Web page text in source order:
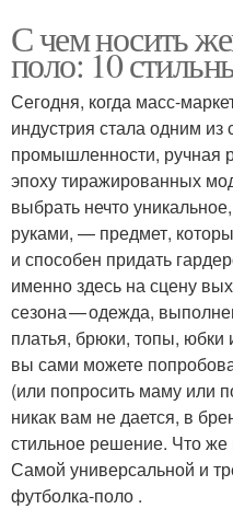
С чем носить
поло: 10
Сегодня, когда масс-
индустрия стала одним
промышленности, ручная
эпоху тиражированных
выбрать нечто
руками, — предмет,
и способен придать
именно здесь на сцену
сезона — одежда,
платья, брюки, топы,
вы сами можете
(или попросить маму или
никак вам не дается, в
стильное решение. Что
Самой универсальной и
футболка‑поло .